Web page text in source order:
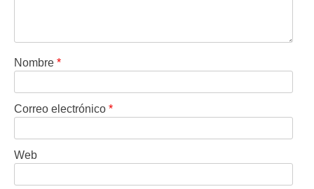
Nombre *
Correo electrónico *
Web